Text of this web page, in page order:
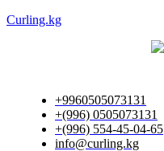
Curling.kg
+9960505073131
+(996) 0505073131
+(996) 554-45-04-65
info@curling.kg